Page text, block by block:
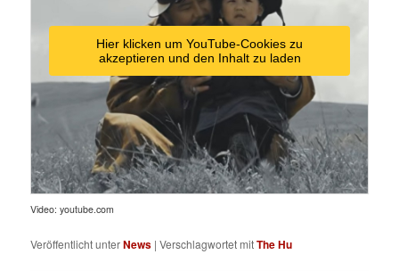
Hier klicken um YouTube-Cookies zu
akzeptieren und den Inhalt zu laden
Video: youtube.com
Veröffentlicht unterNews |Verschlagwortet mitThe Hu